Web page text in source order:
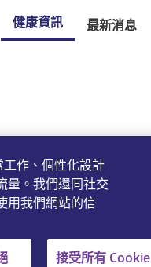
健康資訊 最新消息
作、個性化設計
量。我們還同社交
用我們網站的信
接受所有 Cookie